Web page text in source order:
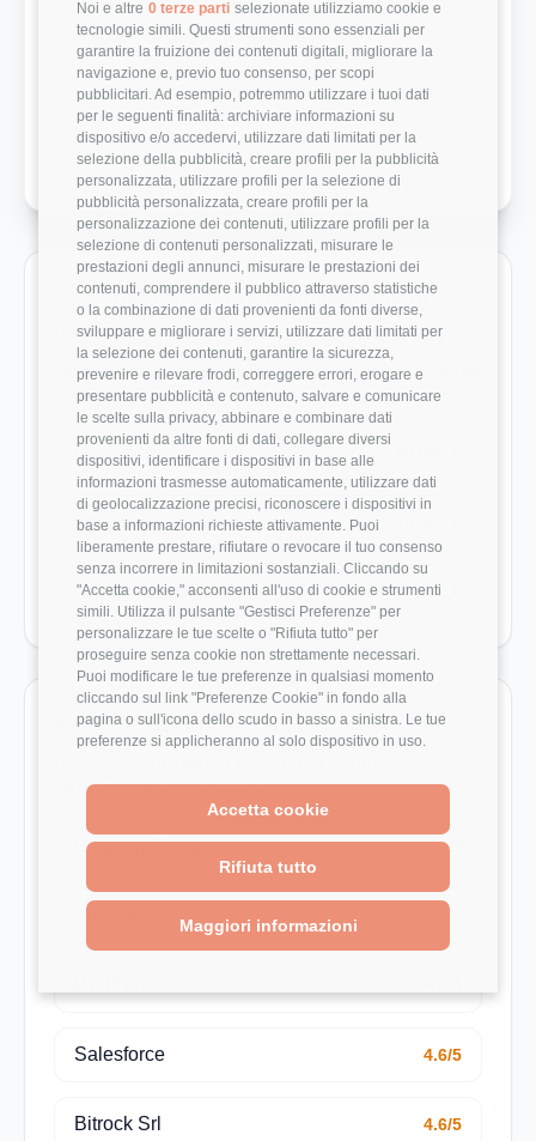
Noi e altre 0 terze parti selezionate utilizziamo cookie e
tecnologie simili. Questi strumenti sono essenziali per
garantire la fruizione dei contenuti digitali, migliorare la
navigazione e, previo tuo consenso, per scopi
pubblicitari. Ad esempio, potremmo utilizzare i tuoi dati
per le seguenti finalità: archiviare informazioni su
dispositivo e/o accedervi, utilizzare dati limitati per la
selezione della pubblicità, creare profili per la pubblicità
personalizzata, utilizzare profili per la selezione di
pubblicità personalizzata, creare profili per la
personalizzazione dei contenuti, utilizzare profili per la
selezione di contenuti personalizzati, misurare le
prestazioni degli annunci, misurare le prestazioni dei
contenuti, comprendere il pubblico attraverso statistiche
o la combinazione di dati provenienti da fonti diverse,
sviluppare e migliorare i servizi, utilizzare dati limitati per
la selezione dei contenuti, garantire la sicurezza,
prevenire e rilevare frodi, correggere errori, erogare e
presentare pubblicità e contenuto, salvare e comunicare
le scelte sulla privacy, abbinare e combinare dati
provenienti da altre fonti di dati, collegare diversi
dispositivi, identificare i dispositivi in base alle
informazioni trasmesse automaticamente, utilizzare dati
di geolocalizzazione precisi, riconoscere i dispositivi in
base a informazioni richieste attivamente. Puoi
liberamente prestare, rifiutare o revocare il tuo consenso
senza incorrere in limitazioni sostanziali. Cliccando su
"Accetta cookie," acconsenti all'uso di cookie e strumenti
simili. Utilizza il pulsante "Gestisci Preferenze" per
personalizzare le tue scelte o "Rifiuta tutto" per
proseguire senza cookie non strettamente necessari.
Puoi modificare le tue preferenze in qualsiasi momento
cliccando sul link "Preferenze Cookie" in fondo alla
pagina o sull'icona dello scudo in basso a sinistra. Le tue
preferenze si applicheranno al solo dispositivo in uso.
Accetta cookie
Rifiuta tutto
Maggiori informazioni
Modernità Stack Tecnologico
Bilanciamento Vita-Lavoro 2.8/5
Crescita Professionale 1.5/5
Ruoli monitorati in Datamanagement
italia
Vai direttamente ai ruoli con dati disponibili e benchmark
salariali reali.
Developer
Help Desk IT
HR Business Partner 28.500 €
Aziende da confrontare
stipendio, rating e recensioni.
Bending Spoons 4.7/5
Salesforce 4.6/5
Bitrock Srl 4.6/5